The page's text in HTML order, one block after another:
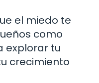
el miedo te
como
explorar tu
crecimiento